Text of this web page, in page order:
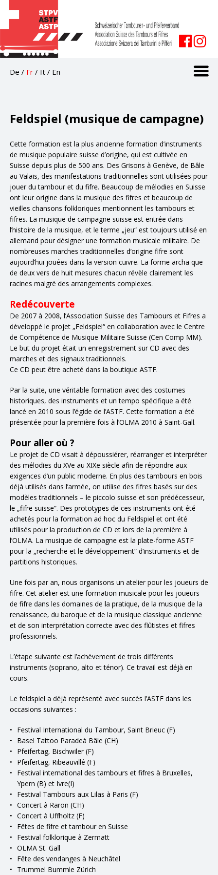
De / Fr / It / En
Feldspiel (musique de campagne)
Cette formation est la plus ancienne formation d’instruments
de musique populaire suisse d’origine, qui est cultivée en
Suisse depuis plus de 500 ans. Des Grisons à Genève, de Bâle
au Valais, des manifestations traditionnelles sont utilisées pour
jouer du tambour et du fifre. Beaucoup de mélodies en Suisse
ont leur origine dans la musique des fifres et beaucoup de
vieilles chansons folkloriques mentionnent les tambours et
fifres. La musique de campagne suisse est entrée dans
l’histoire de la musique, et le terme „jeu“ est toujours utilisé en
allemand pour désigner une formation musicale militaire. De
nombreuses marches traditionnelles d’origine fifre sont
aujourd’hui jouées dans la version cuivre. La forme archaïque
de deux vers de huit mesures chacun révèle clairement les
racines malgré des arrangements complexes.
Redécouverte
De 2007 à 2008, l’Association Suisse des Tambours et Fifres a
développé le projet „Feldspiel“ en collaboration avec le Centre
de Compétence de Musique Militaire Suisse (Cen Comp MM).
Le but du projet était un enregistrement sur CD avec des
marches et des signaux traditionnels.
Ce CD peut être acheté dans la boutique ASTF.
Par la suite, une véritable formation avec des costumes
historiques, des instruments et un tempo spécifique a été
lancé en 2010 sous l’égide de l’ASTF. Cette formation a été
présentée pour la première fois à l’OLMA 2010 à Saint-Gall.
Pour aller où ?
Le projet de CD visait à dépoussiérer, réarranger et interpréter
des mélodies du XVe au XIXe siècle afin de répondre aux
exigences d’un public moderne. En plus des tambours en bois
déjà utilisés dans l’armée, on utilise des fifres basés sur des
modèles traditionnels – le piccolo suisse et son prédécesseur,
le „fifre suisse“. Des prototypes de ces instruments ont été
achetés pour la formation ad hoc du Feldspiel et ont été
utilisés pour la production de CD et lors de la première à
l’OLMA. La musique de campagne est la plate-forme ASTF
pour la „recherche et le développement“ d’instruments et de
partitions historiques.
Une fois par an, nous organisons un atelier pour les joueurs de
fifre. Cet atelier est une formation musicale pour les joueurs
de fifre dans les domaines de la pratique, de la musique de la
renaissance, du baroque et de la musique classique ancienne
et de son interprétation correcte avec des flûtistes et fifres
professionnels.
L’étape suivante est l’achèvement de trois différents
instruments (soprano, alto et ténor). Ce travail est déjà en
cours.
Le feldspiel a déjà représenté avec succès l’ASTF dans les
occasions suivantes :
Festival International du Tambour, Saint Brieuc (F)
Basel Tattoo Paradeà Bâle (CH)
Pfeifertag, Bischwiler (F)
Pfeifertag, Ribeauvillé (F)
Festival international des tambours et fifres à Bruxelles,
Ypern (B) et Ivre(I)
Festival Tambours aux Lilas à Paris (F)
Concert à Raron (CH)
Concert à Uffholtz (F)
Fêtes de fifre et tambour en Suisse
Festival folklorique à Zermatt
OLMA St. Gall
Fête des vendanges à Neuchâtel
Trummel Bummle Zürich